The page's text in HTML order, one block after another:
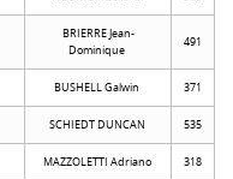
BRIERRE Jean-
Dominique
491
BUSHELL Galwin 371
SCHIEDT DUNCAN 535
MAZZOLETTI Adriano 318